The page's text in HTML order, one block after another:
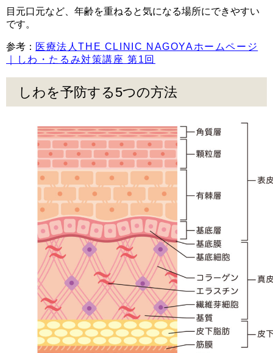
目元口元など、年齢を重ねると気になる場所にできやすい
です。
参考： 医療法人THE CLINIC NAGOYAホームページ
｜しわ・たるみ対策講座 第1回
しわを予防する5つの方法